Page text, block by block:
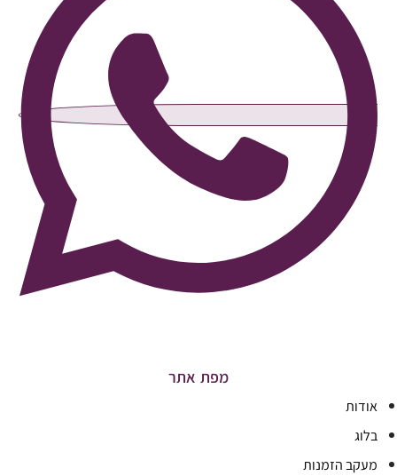
מפת אתר
אודות
בלוג
מעקב הזמנות